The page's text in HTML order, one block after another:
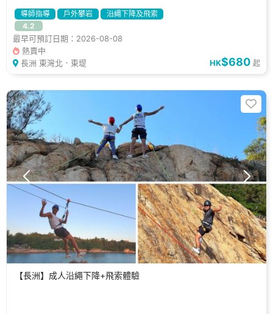
導師指導 戶外攀岩
沿繩下降及飛索
4.2
最早可預訂日期：2026-08-08
熱賣中
長洲 東灣北．東堤
HK$680 起
【長洲】成人沿繩下降+飛索體驗